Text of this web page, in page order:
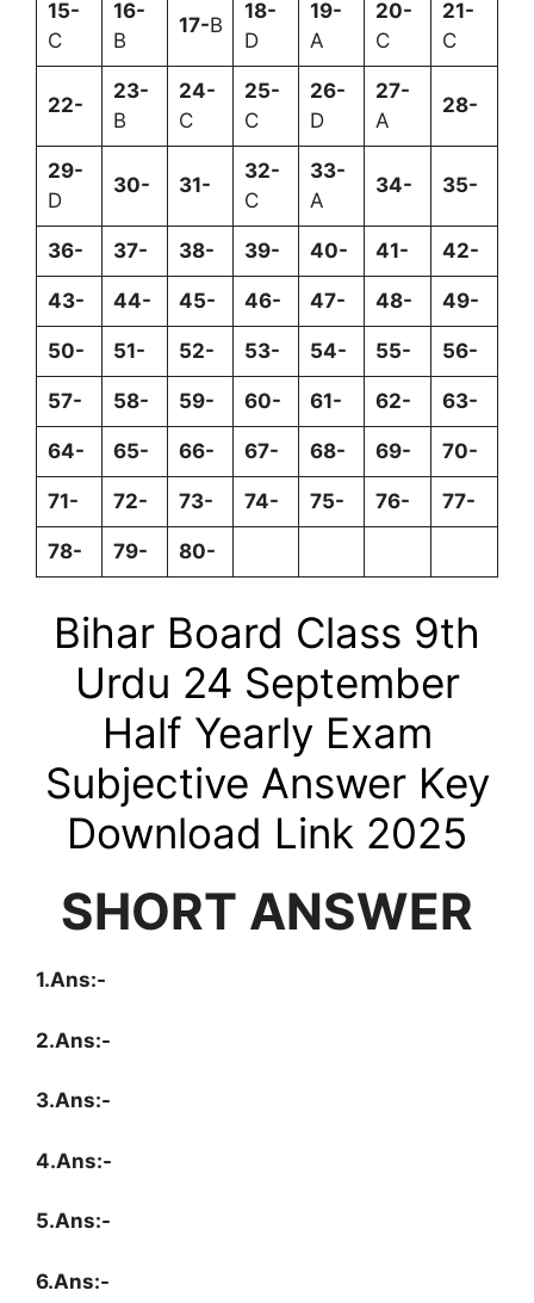
15-
C
16-
B
17-B
18-
D
19-
A
20-
C
21-
C
22-
23-
B
24-
C
25-
C
26-
D
27-
A
28-
29-
D
30- 31-
32-
C
33-
A
34- 35-
36- 37- 38- 39- 40- 41- 42-
43- 44- 45- 46- 47- 48- 49-
50- 51- 52- 53- 54- 55- 56-
57- 58- 59- 60- 61- 62- 63-
64- 65- 66- 67- 68- 69- 70-
71- 72- 73- 74- 75- 76- 77-
78- 79- 80-
Bihar Board Class 9th
Urdu 24 September
Half Yearly Exam
Subjective Answer Key
Download Link 2025
SHORT ANSWER
1.Ans:-
2.Ans:-
3.Ans:-
4.Ans:-
5.Ans:-
6.Ans:-